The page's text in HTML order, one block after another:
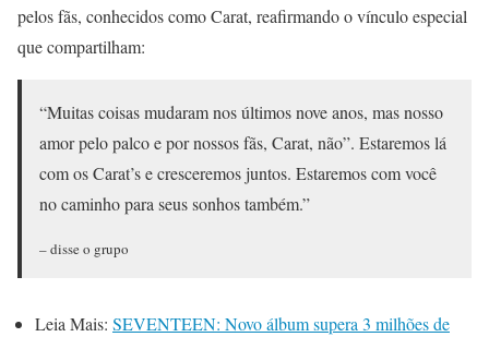
pelos fãs, conhecidos como Carat, reafirmando o vínculo especial
que compartilham:
“Muitas coisas mudaram nos últimos nove anos, mas nosso
amor pelo palco e por nossos fãs, Carat, não”. Estaremos lá
com os Carat’s e cresceremos juntos. Estaremos com você
no caminho para seus sonhos também.”
– disse o grupo
Leia Mais: SEVENTEEN: Novo álbum supera 3 milhões de